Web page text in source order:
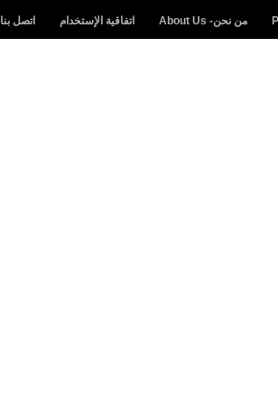
من نحن- About Us اتفاقية الإستخدام اتصل بنا